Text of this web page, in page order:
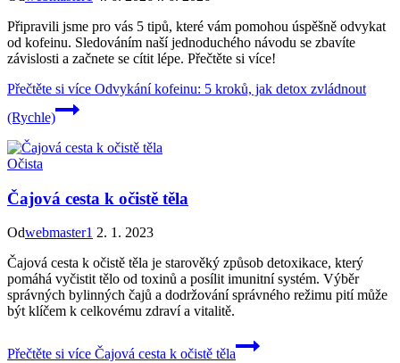
Připravili jsme pro vás 5 tipů, které vám pomohou úspěšně odvykat
od kofeinu. Sledováním naší jednoduchého návodu se zbavíte
závislosti a začnete se cítit lépe. Přečtěte si více!
Přečtěte si více Odvykání kofeinu: 5 kroků, jak detox zvládnout
(Rychle)
Očista
Čajová cesta k očistě těla
Odwebmaster1 2. 1. 2023
Čajová cesta k očistě těla je starověký způsob detoxikace, který
pomáhá vyčistit tělo od toxinů a posílit imunitní systém. Výběr
správných bylinných čajů a dodržování správného režimu pití může
být klíčem k celkovému zdraví a vitalitě.
Přečtěte si více Čajová cesta k očistě těla